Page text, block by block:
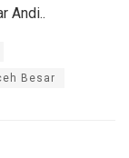
Andi..
Besar